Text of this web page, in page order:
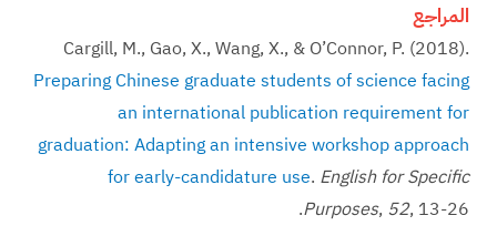
المراجع
Cargill, M., Gao, X., Wang, X., & O’Connor, P. (2018).
Preparing Chinese graduate students of science facing
an international publication requirement for
graduation: Adapting an intensive workshop approach
for early-candidature use. English for Specific
Purposes, 52, 13-26.‏